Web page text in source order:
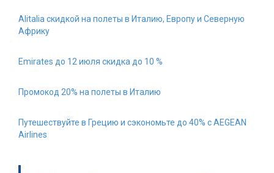
Alitalia скидкой на полеты в Италию, Европу и Северную
Африку
Emirates до 12 июля скидка до 10 %
Промокод 20% на полеты в Италию
Путешествуйте в Грецию и сэкономьте до 40% с AEGEAN
Airlines